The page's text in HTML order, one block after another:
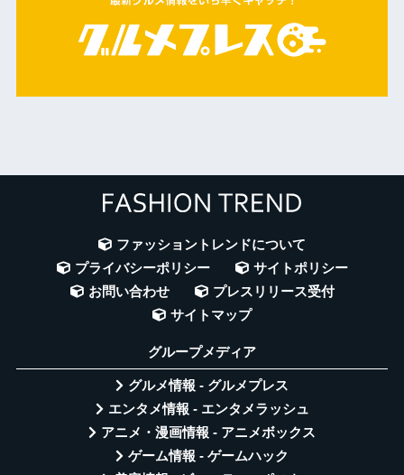
ファッショントレンドについて
プライバシーポリシー
サイトポリシー
お問い合わせ
プレスリリース受付
サイトマップ
グループメディア
グルメ情報 - グルメプレス
エンタメ情報 - エンタメラッシュ
アニメ・漫画情報 - アニメボックス
ゲーム情報 - ゲームハック